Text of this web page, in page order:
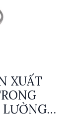
XUẤT